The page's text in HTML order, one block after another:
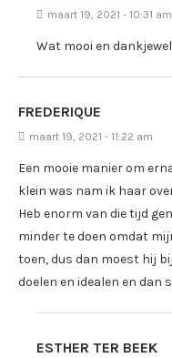
maart 19, 2021 - 10:31 am
Wat mooi en
FREDERIQUE
maart 19, 2021 - 11:22 am
Een mooie manier om
klein was nam ik haar
Heb enorm van die tijd
minder te doen omdat
toen, dus dan moest hij
doelen en idealen en dan
ESTHER TER BEEK